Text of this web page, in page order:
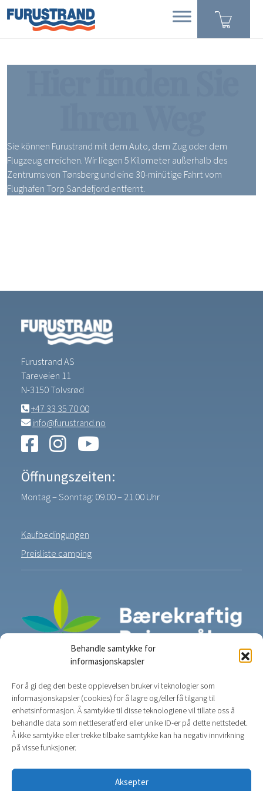
Behandle samtykke for
informasjonskapsler
For å gi deg den beste opplevelsen bruker vi teknologier som
informasjonskapsler (cookies) for å lagre og/eller få tilgang til
enhetsinformasjon. Å samtykke til disse teknologiene vil tillate oss å
behandle data som nettleseratferd eller unike ID-er på dette nettstedet.
Å ikke samtykke eller trekke tilbake samtykke kan ha negativ innvirkning
på visse funksjoner.
Aksepter
Sie können Furustrand mit dem Auto, dem Zug oder dem
Flugzeug erreichen. Wir liegen 5 Kilometer außerhalb des
Zentrums von Tønsberg und eine 30-minütige Fahrt vom
Flughafen Torp Sandefjord entfernt.
Furustrand AS
Tareveien 11
N-3150 Tolvsrød
+47 33 35 70 00
info@furustrand.no
Öffnungszeiten:
Montag – Sonntag: 09.00 – 21.00 Uhr
Kaufbedingungen
Preisliste camping